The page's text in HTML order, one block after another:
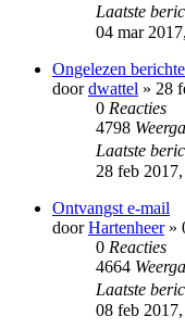
Laatste
04 mar
Ongelezen
doordwattel » 28
0 Reacties
4798
Laatste
28 feb
Ontvangst e-mail
doorHartenheer»
0 Reacties
4664
Laatste
08 feb